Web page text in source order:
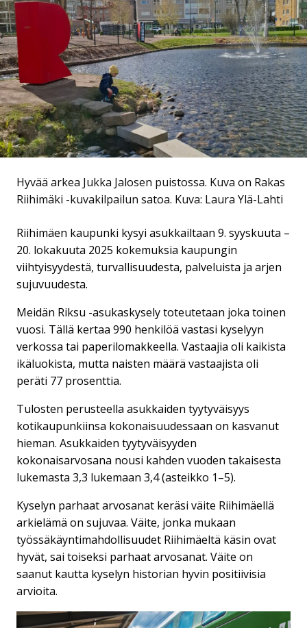
Hyvää arkea Jukka Jalosen puistossa. Kuva on Rakas
Riihimäki -kuvakilpailun satoa. Kuva: Laura Ylä-Lahti
Riihimäen kaupunki kysyi asukkailtaan 9. syyskuuta –
20. lokakuuta 2025 kokemuksia kaupungin
viihtyisyydestä, turvallisuudesta, palveluista ja arjen
sujuvuudesta.
Meidän Riksu -asukaskysely toteutetaan joka toinen
vuosi. Tällä kertaa 990 henkilöä vastasi kyselyyn
verkossa tai paperilomakkeella. Vastaajia oli kaikista
ikäluokista, mutta naisten määrä vastaajista oli
peräti 77 prosenttia.
Tulosten perusteella asukkaiden tyytyväisyys
kotikaupunkiinsa kokonaisuudessaan on kasvanut
hieman. Asukkaiden tyytyväisyyden
kokonaisarvosana nousi kahden vuoden takaisesta
lukemasta 3,3 lukemaan 3,4 (asteikko 1–5).
Kyselyn parhaat arvosanat keräsi väite Riihimäellä
arkielämä on sujuvaa. Väite, jonka mukaan
työssäkäyntimahdollisuudet Riihimäeltä käsin ovat
hyvät, sai toiseksi parhaat arvosanat. Väite on
saanut kautta kyselyn historian hyvin positiivisia
arvioita.